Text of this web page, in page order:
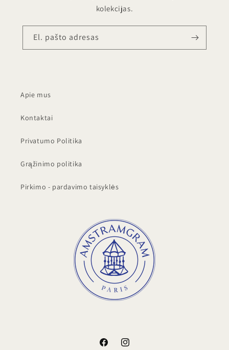
kolekcijas.
El. pašto adresas
Apie mus
Kontaktai
Privatumo Politika
Grąžinimo politika
Pirkimo - pardavimo taisyklės
„Facebook“„Instagram“